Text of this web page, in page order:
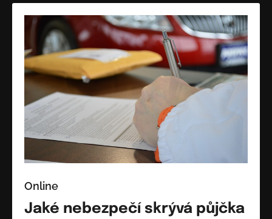
Online
Jaké nebezpečí skrývá půjčka